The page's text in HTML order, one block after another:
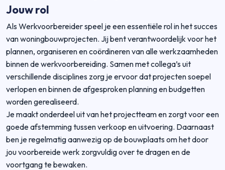
Jouw rol
Als Werkvoorbereider speel je een essentiële rol in het succes
van woningbouwprojecten. Jij bent verantwoordelijk voor het
plannen, organiseren en coördineren van alle werkzaamheden
binnen de werkvoorbereiding. Samen met collega’s uit
verschillende disciplines zorg je ervoor dat projecten soepel
verlopen en binnen de afgesproken planning en budgetten
worden gerealiseerd.
Je maakt onderdeel uit van het projectteam en zorgt voor een
goede afstemming tussen verkoop en uitvoering. Daarnaast
ben je regelmatig aanwezig op de bouwplaats om het door
jou voorbereide werk zorgvuldig over te dragen en de
voortgang te bewaken.